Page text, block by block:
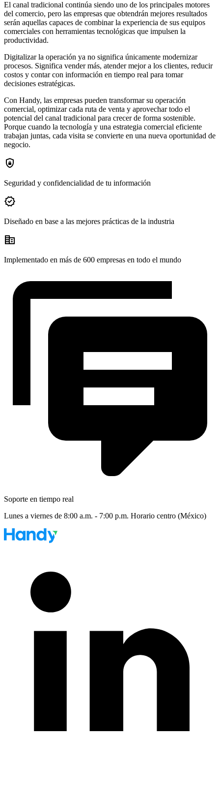
El canal tradicional continúa siendo uno de los principales motores
del comercio, pero las empresas que obtendrán mejores resultados
serán aquellas capaces de combinar la experiencia de sus equipos
comerciales con herramientas tecnológicas que impulsen la
productividad.
Digitalizar la operación ya no significa únicamente modernizar
procesos. Significa vender más, atender mejor a los clientes, reducir
costos y contar con información en tiempo real para tomar
decisiones estratégicas.
Con Handy, las empresas pueden transformar su operación
comercial, optimizar cada ruta de venta y aprovechar todo el
potencial del canal tradicional para crecer de forma sostenible.
Porque cuando la tecnología y una estrategia comercial eficiente
trabajan juntas, cada visita se convierte en una nueva oportunidad de
negocio.
shield_lock
Seguridad y confidencialidad de tu información
verified
Diseñado en base a las mejores prácticas de la industria
corporate_fare
Implementado en más de 600 empresas en todo el mundo
Soporte en tiempo real
Lunes a viernes de 8:00 a.m. - 7:00 p.m. Horario centro (México)